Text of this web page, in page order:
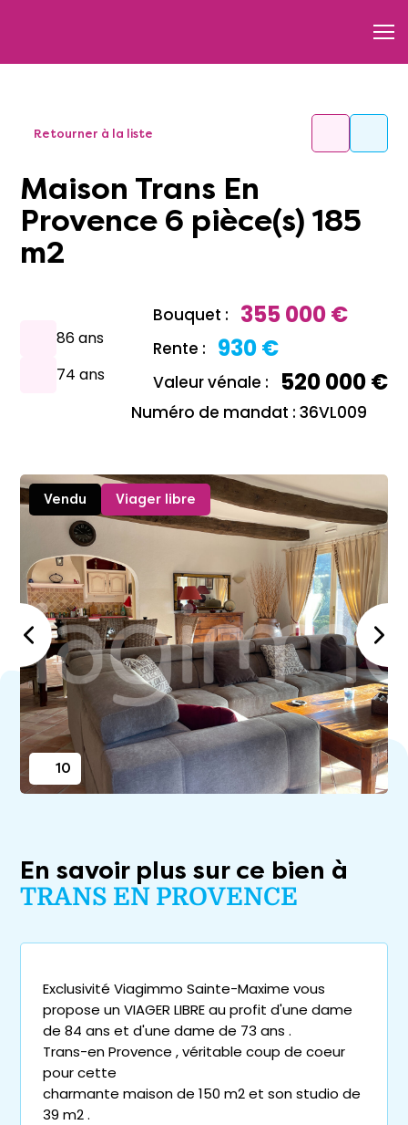
Retourner à la liste
Maison Trans En
Provence 6 pièce(s) 185
m2
86 ans
74 ans
Bouquet : 355 000 €
Rente : 930 €
Valeur vénale : 520 000 €
Numéro de mandat : 36VL009
Vendu Viager libre
10
En savoir plus sur ce bien à
TRANS EN PROVENCE
Exclusivité Viagimmo Sainte-Maxime vous
propose un VIAGER LIBRE au profit d'une dame
de 84 ans et d'une dame de 73 ans .
Trans-en Provence , véritable coup de coeur
pour cette
charmante maison de 150 m2 et son studio de
39 m2 .